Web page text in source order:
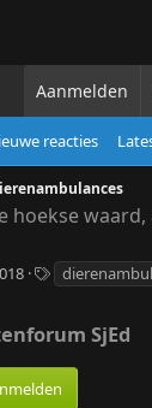
Forums
Aanmelden
reacties
hoekse
a
s
SjEd